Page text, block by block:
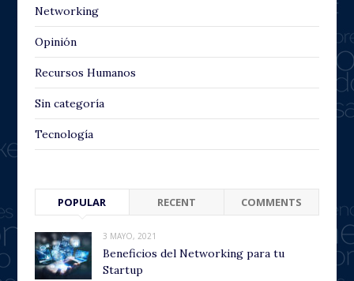
Networking
Opinión
Recursos Humanos
Sin categoría
Tecnología
POPULAR RECENT COMMENTS
3 MAYO, 2021
Beneficios del Networking para tu
Startup